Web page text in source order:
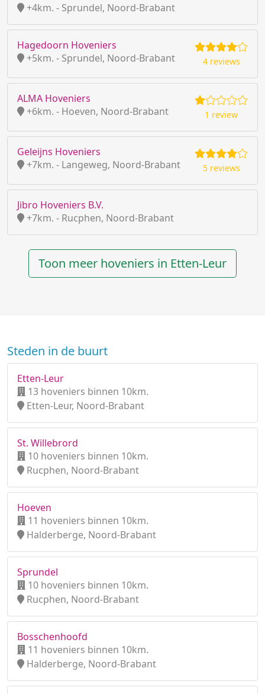
+4km. - Sprundel, Noord-Brabant
Hagedoorn Hoveniers
+5km. - Sprundel, Noord-Brabant
4 reviews
ALMA Hoveniers
+6km. - Hoeven, Noord-Brabant
1 review
Geleijns Hoveniers
+7km. - Langeweg, Noord-Brabant
5 reviews
Jibro Hoveniers B.V.
+7km. - Rucphen, Noord-Brabant
Toon meer hoveniers in Etten-Leur
Steden in de buurt
Etten-Leur
13 hoveniers binnen 10km.
Etten-Leur, Noord-Brabant
St. Willebrord
10 hoveniers binnen 10km.
Rucphen, Noord-Brabant
Hoeven
11 hoveniers binnen 10km.
Halderberge, Noord-Brabant
Sprundel
10 hoveniers binnen 10km.
Rucphen, Noord-Brabant
Bosschenhoofd
11 hoveniers binnen 10km.
Halderberge, Noord-Brabant